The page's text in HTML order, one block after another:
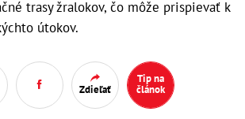
trasy žralokov, čo môže prispievať k
útokov.
Zdieľať
Tip na
článok